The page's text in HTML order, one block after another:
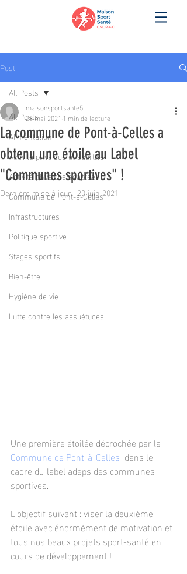
Post
All Posts
Alimentation
Activité physique et sportive
Activité physique adaptée
Commune de Pont-à-Celles
Infrastructures
Politique sportive
Stages sportifs
Bien-être
Hygiène de vie
Lutte contre les assuétudes
All Posts
La commune de Pont-à-Celles a
obtenu une étoile au Label
"Communes sportives" !
maisonsportsante5
28 mai 2021 1 min de lecture
Dernière mise à jour :20 juin 2021
Une première étoilée décrochée par la
Commune de Pont-à-Celles
  dans le
cadre du label adeps des communes
sportives.
L'objectif suivant : viser la deuxième
étoile avec énormément de motivation et
tous nos beaux projets sport-santé en
cours de développement !